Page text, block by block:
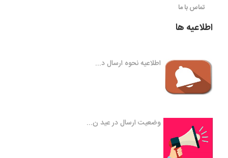
تماس با ما
اطلاعیه ها
اطلاعیه نحوه ارسال د...
وضعیت ارسال در عید ن...